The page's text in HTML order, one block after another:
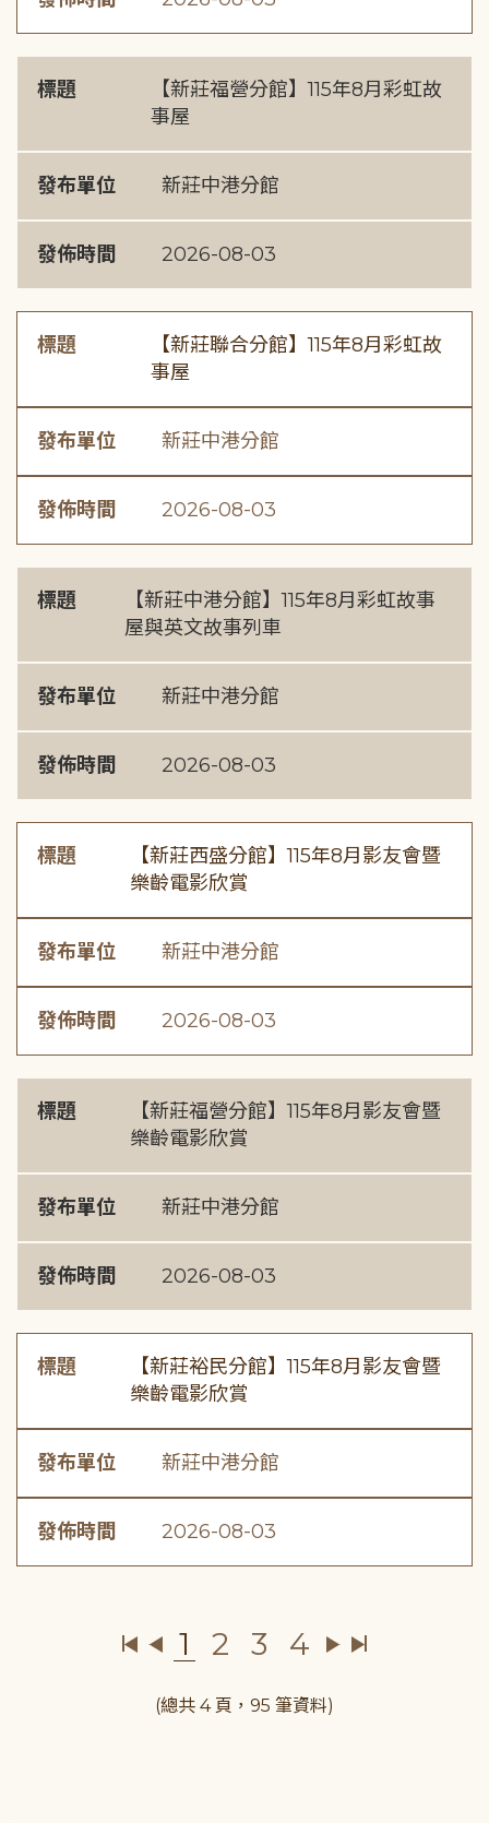
標題
【新莊福營分館】115年8月彩虹故
事屋
發布單位 新莊中港分館
發佈時間 2026-08-03
標題
【新莊聯合分館】115年8月彩虹故
事屋
發布單位 新莊中港分館
發佈時間 2026-08-03
標題
【新莊中港分館】115年8月彩虹故事
屋與英文故事列車
發布單位 新莊中港分館
發佈時間 2026-08-03
標題
【新莊西盛分館】115年8月影友會暨
樂齡電影欣賞
發布單位 新莊中港分館
發佈時間 2026-08-03
標題
【新莊福營分館】115年8月影友會暨
樂齡電影欣賞
發布單位 新莊中港分館
發佈時間 2026-08-03
標題
【新莊裕民分館】115年8月影友會暨
樂齡電影欣賞
發布單位 新莊中港分館
發佈時間 2026-08-03
1 2 3 4
(總共 4 頁，95 筆資料)